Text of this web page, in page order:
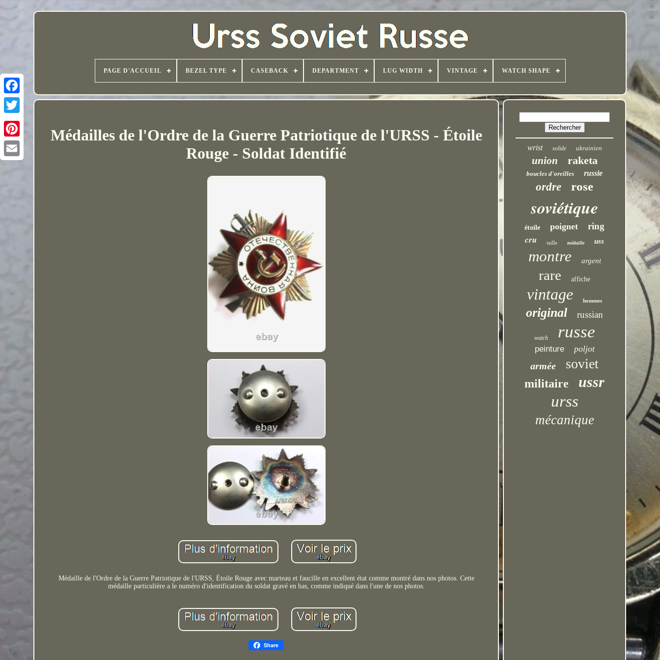
PAGE D'ACCUEIL BEZEL TYPE CASEBACK DEPARTMENT LUG WIDTH VINTAGE WATCH SHAPE
Médailles de l'Ordre de la Guerre Patriotique de l'URSS - Étoile
Rouge - Soldat Identifié
Médaille de l'Ordre de la Guerre Patriotique de l'URSS, Étoile Rouge avec marteau et faucille en excellent état comme montré dans nos photos. Cette
médaille particulière a le numéro d'identification du soldat gravé en bas, comme indiqué dans l'une de nos photos.
Share
wrist solide ukrainien
union raketa
boucles d'oreilles russie
ordre rose
soviétique
étoile poignet ring
cru taille médaille uss
montre argent
rare affiche
vintage hommes
original russian
watch russe
peinture poljot
armée soviet
militaire ussr
urss
mécanique